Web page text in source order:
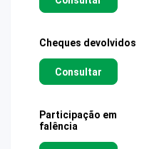
Cheques devolvidos
Consultar
Participação em
falência